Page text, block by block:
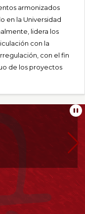
armonizados
en la Universidad
lidera los
con la
con el fin
de los proyectos